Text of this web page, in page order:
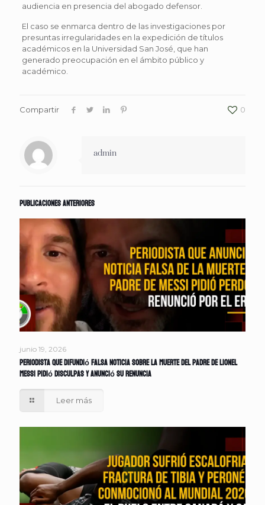
audiencia en presencia del abogado defensor.
El caso se enmarca dentro de las investigaciones por
presuntas irregularidades en la expedición de títulos
académicos en la Universidad San José, que han
generado preocupación en el ámbito público y
académico.
Compartir 0
admin
Publicaciones anteriores
junio 19, 2026
Periodista que difundió falsa noticia sobre la muerte del padre de Lionel
Messi pidió disculpas y anunció su renuncia
Leer más